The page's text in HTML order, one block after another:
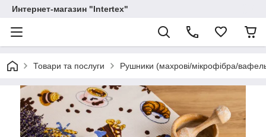
Интернет-магазин "Intertex"
Товари та послуги Рушники (махрові/мікрофібра/